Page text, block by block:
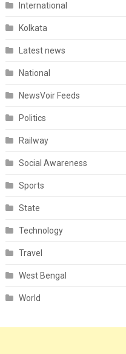
International
Kolkata
Latest news
National
NewsVoir Feeds
Politics
Railway
Social Awareness
Sports
State
Technology
Travel
West Bengal
World